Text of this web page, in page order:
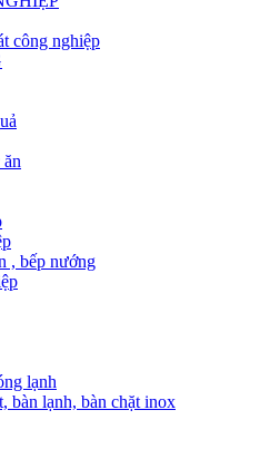
công nghiệp
, bếp nướng
lạnh
bàn lạnh, bàn chặt inox